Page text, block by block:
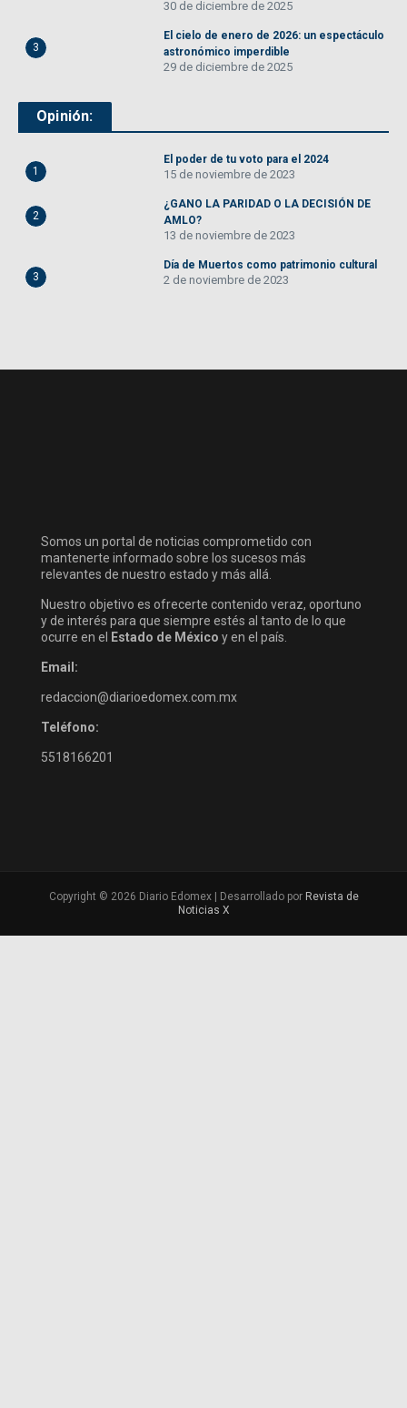
30 de diciembre de 2025
3
El cielo de enero de 2026: un espectáculo
astronómico imperdible
29 de diciembre de 2025
Opinión:
1
El poder de tu voto para el 2024
15 de noviembre de 2023
2
¿GANO LA PARIDAD O LA DECISIÓN DE
AMLO?
13 de noviembre de 2023
3
Día de Muertos como patrimonio cultural
2 de noviembre de 2023
Somos un portal de noticias comprometido con
mantenerte informado sobre los sucesos más
relevantes de nuestro estado y más allá.
Nuestro objetivo es ofrecerte contenido veraz, oportuno
y de interés para que siempre estés al tanto de lo que
ocurre en el
Estado de México y en el país.
Email:
redaccion@diarioedomex.com.mx
Teléfono:
5518166201
Copyright © 2026 Diario Edomex | Desarrollado por Revista de
Noticias X